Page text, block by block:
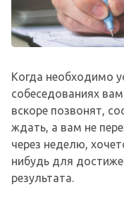
Когда необходимо
собеседованиях
вскоре позвонят,
ждать, а вам не
через неделю,
нибудь для
результата.